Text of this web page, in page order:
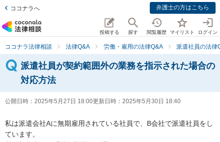
ココナラへ 弁護士の方はこちら
投稿する 探す 閲覧履歴 マイリスト ログイン
ココナラ法律相談 法律Q&A 労働・雇用の法律Q&A 派遣社員の法律
派遣社員が契約範囲外の業務を指示された場合の
対応方法
公開日時： 2025年5月27日 18:00更新日時： 2025年5月30日 18:40
私は派遣会社Aに無期雇用されている社員で、B会社で派遣社員をし
ています。